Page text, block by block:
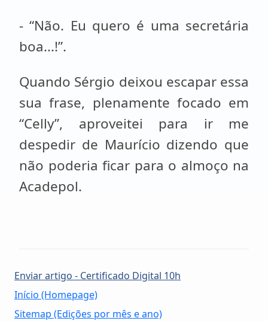
- “Não. Eu quero é uma secretária
boa...!”.
Quando Sérgio deixou escapar essa
sua frase, plenamente focado em
“Celly”, aproveitei para ir me
despedir de Maurício dizendo que
não poderia ficar para o almoço na
Acadepol.
Enviar artigo - Certificado Digital 10h
Início (Homepage)
Sitemap (Edições por mês e ano)